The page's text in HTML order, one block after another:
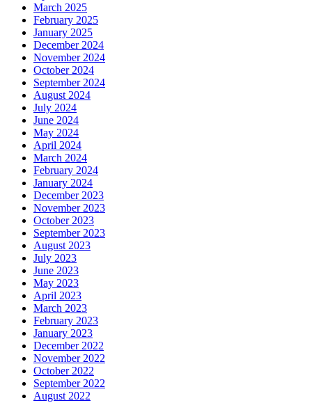
March 2025
February 2025
January 2025
December 2024
November 2024
October 2024
September 2024
August 2024
July 2024
June 2024
May 2024
April 2024
March 2024
February 2024
January 2024
December 2023
November 2023
October 2023
September 2023
August 2023
July 2023
June 2023
May 2023
April 2023
March 2023
February 2023
January 2023
December 2022
November 2022
October 2022
September 2022
August 2022